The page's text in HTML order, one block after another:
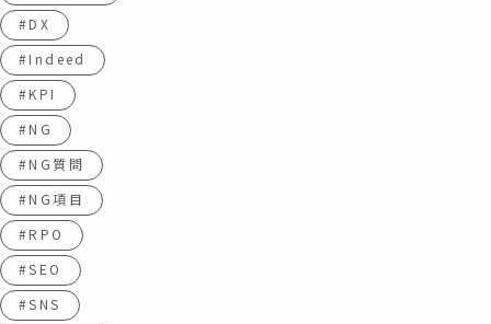
#DX
#Indeed
#KPI
#NG
#NG質問
#NG項目
#RPO
#SEO
#SNS